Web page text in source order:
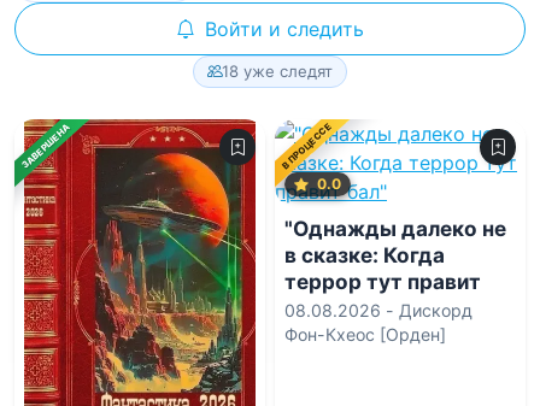
Войти и следить
18 уже следят
ЗАВЕРШЕНА В ПРОЦЕССЕ
0.0
"Однажды далеко не
в сказке: Когда
террор тут правит
бал"
08.08.2026 - Дискорд
Фон-Кхеос [Орден]